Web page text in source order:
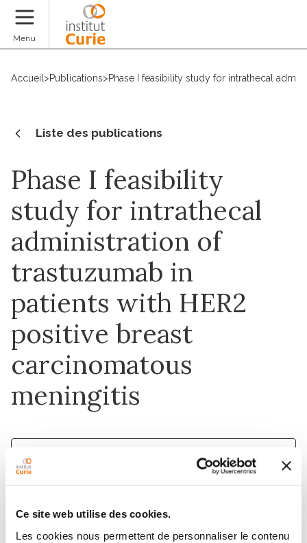
Ce site web utilise des cookies.
Les cookies nous permettent de personnaliser le contenu
Menu
Accueil >Publications>Phase I feasibility study for intrathecal
Liste des publications
Phase I feasibility
study for intrathecal
administration of
trastuzumab in
patients with HER2
positive breast
carcinomatous
meningitis
1 mai 2018
European Journal of Cancer
DOI :10.1016/j.ejca.2018.02.032